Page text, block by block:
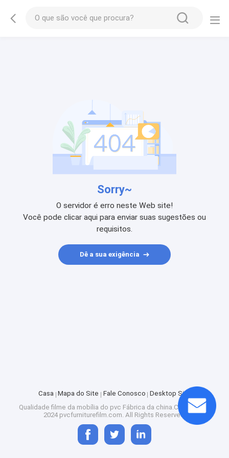
Sorry~
O servidor é erro neste Web site!
Você pode clicar aqui para enviar suas sugestões ou
requisitos.
Dê a sua exigência
Casa Mapa do Site Fale Conosco Desktop Site
Qualidadefilme da mobília do pvc Fábrica da china.Copyright ©
2024 pvcfurniturefilm.com. All Rights Reserved.